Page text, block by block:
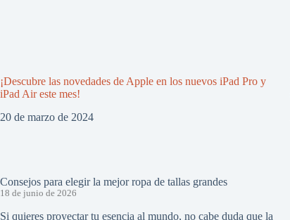
¡Descubre las novedades de Apple en los nuevos iPad Pro y
iPad Air este mes!
20 de marzo de 2024
Consejos para elegir la mejor ropa de tallas grandes
18 de junio de 2026
Si quieres proyectar tu esencia al mundo, no cabe duda que la